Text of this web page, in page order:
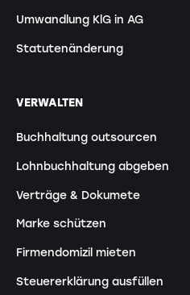
Umwandlung KlG in AG
Statutenänderung
VERWALTEN
Buchhaltung outsourcen
Lohnbuchhaltung abgeben
Verträge & Dokumete
Marke schützen
Firmendomizil mieten
Steuererklärung ausfüllen